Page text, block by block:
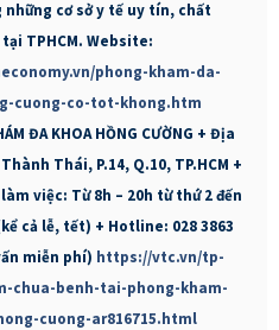
cơ sở y tế uy tín, chất
TPHCM. Website:
phong-kham-da-
cuong-co-tot-khong.htm
ĐA KHOA HỒNG CƯỜNG + Địa
Thái, P.14, Q.10, TP.HCM +
việc: Từ 8h – 20h từ thứ 2 đến
cả lễ, tết) + Hotline: 028 3863
miễn phí) https://vtc.vn/tp-
chua-benh-tai-phong-kham-
cuong-ar816715.html